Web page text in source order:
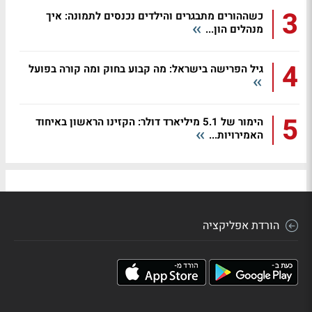
3
כשההורים מתבגרים והילדים נכנסים לתמונה: איך
מנהלים הון...
4 גיל הפרישה בישראל: מה קבוע בחוק ומה קורה בפועל
5
הימור של 5.1 מיליארד דולר: הקזינו הראשון באיחוד
האמירויות...
הורדת אפליקציה